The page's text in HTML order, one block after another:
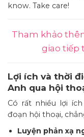
know. Take care!
Tham khảo
giao tiếp
Lợi ích và thời
Anh qua hội
Có rất nhiều lợi
đoạn hội thoại,
Luyện phản xạ